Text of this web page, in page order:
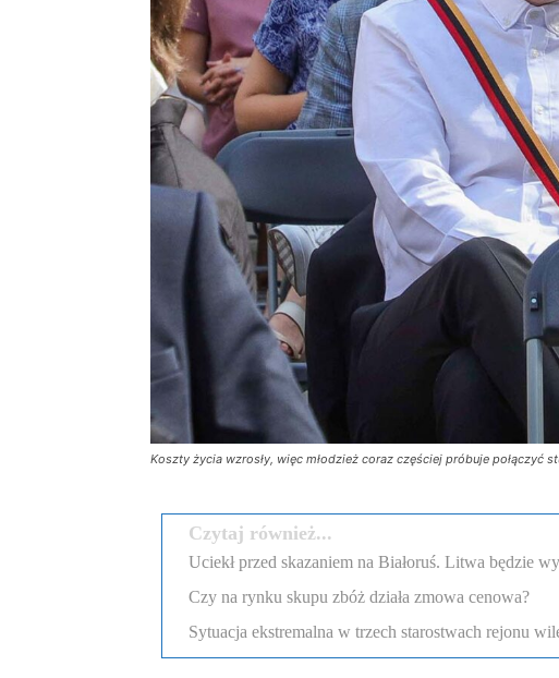
Koszty życia wzrosły, więc młodzież coraz częściej próbuje połączyć
Czytaj również...
Uciekł przed skazaniem na Białoruś. Litwa będzie
Czy na rynku skupu zbóż działa zmowa cenowa?
Sytuacja ekstremalna w trzech starostwach rejonu